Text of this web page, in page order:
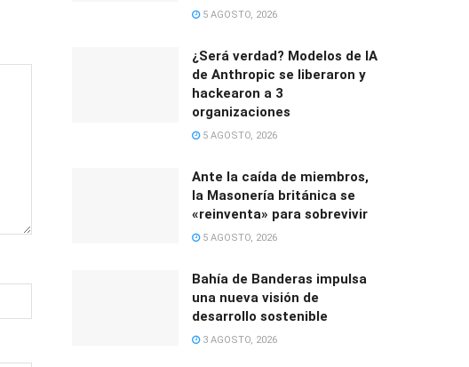
5 AGOSTO, 2026
¿Será verdad? Modelos de IA
de Anthropic se liberaron y
hackearon a 3
organizaciones
5 AGOSTO, 2026
Ante la caída de miembros,
la Masonería británica se
«reinventa» para sobrevivir
5 AGOSTO, 2026
Bahía de Banderas impulsa
una nueva visión de
desarrollo sostenible
3 AGOSTO, 2026